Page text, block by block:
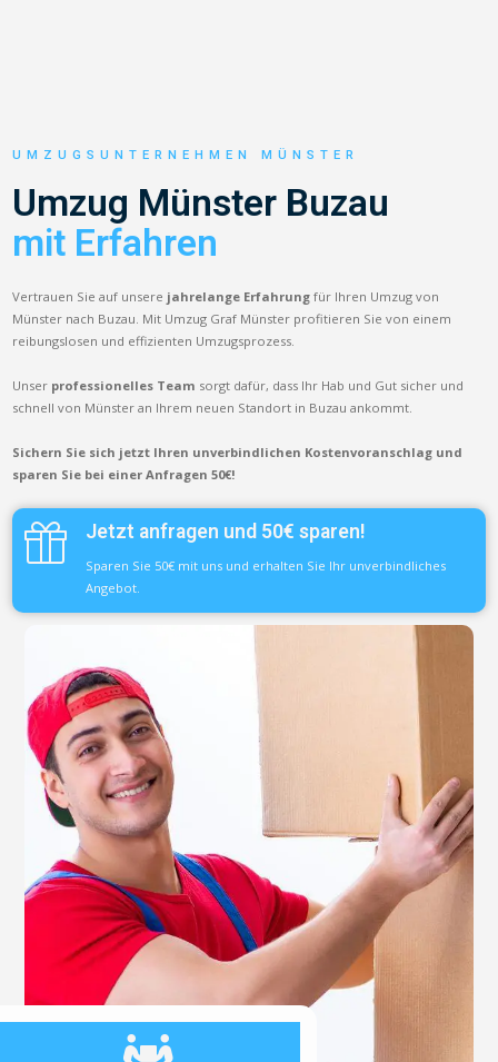
UMZUGSUNTERNEHMEN MÜNSTER
Umzug Münster Buzau
mit Erfahren
Vertrauen Sie auf unsere jahrelange Erfahrung für Ihren Umzug von
Münster nach Buzau. Mit Umzug Graf Münster profitieren Sie von einem
reibungslosen und effizienten Umzugsprozess.
Unser professionelles Team sorgt dafür, dass Ihr Hab und Gut sicher und
schnell von Münster an Ihrem neuen Standort in Buzau ankommt.
Sichern Sie sich jetzt Ihren unverbindlichen Kostenvoranschlag und
sparen Sie bei einer Anfragen 50€!
Jetzt anfragen und 50€ sparen!
Sparen Sie 50€ mit uns und erhalten Sie Ihr unverbindliches
Angebot.